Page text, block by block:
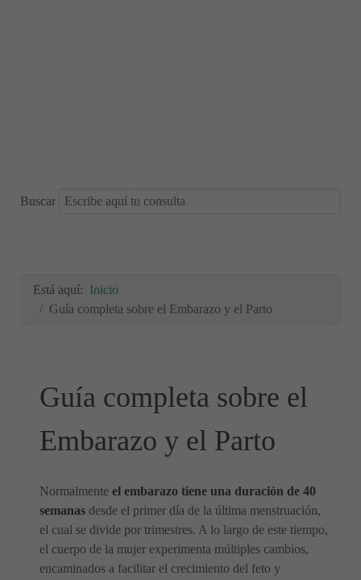
Buscar
Está aquí: Inicio
Guía completa sobre el Embarazo y el Parto
Guía completa sobre el
Embarazo y el Parto
Normalmente el embarazo tiene una duración de 40
semanas desde el primer día de la última menstruación,
el cual se divide por trimestres. A lo largo de este tiempo,
el cuerpo de la mujer experimenta múltiples cambios,
encaminados a facilitar el crecimiento del feto y